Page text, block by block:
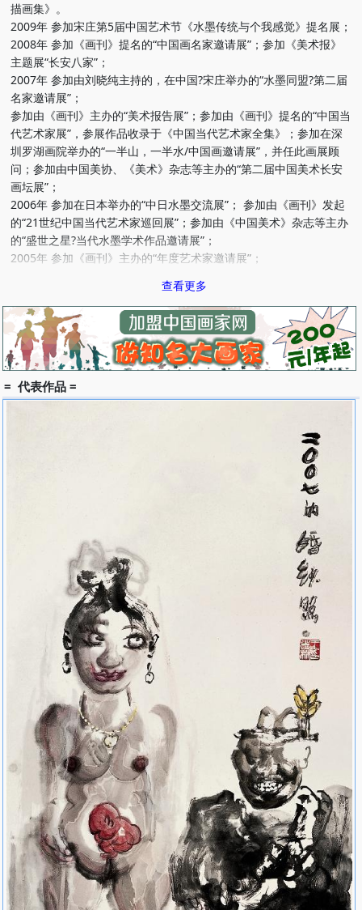
描画集》。
2009年 参加宋庄第5届中国艺术节《水墨传统与个我感觉》提名展；
2008年 参加《画刊》提名的“中国画名家邀请展”；参加《美术报》
主题展“长安八家”；
2007年 参加由刘晓纯主持的，在中国?宋庄举办的“水墨同盟?第二届
名家邀请展”；
参加由《画刊》主办的“美术报告展”；参加由《画刊》提名的“中国当
代艺术家展”，参展作品收录于《中国当代艺术家全集》；参加在深
圳罗湖画院举办的“一半山，一半水/中国画邀请展”，并任此画展顾
问；参加由中国美协、《美术》杂志等主办的“第二届中国美术长安
画坛展”；
2006年 参加在日本举办的“中日水墨交流展”； 参加由《画刊》发起
的“21世纪中国当代艺术家巡回展”；参加由《中国美术》杂志等主办
的“盛世之星?当代水墨学术作品邀请展”；
2005年 参加《画刊》主办的“年度艺术家邀请展”；
2003年 参加在北京举办的“今日中国美术展”；
2001年 参加由《江苏画刊》主办的“21世纪中国艺术家年度邀请
展”； 在法国举办“王炎林彩墨展”；参加“全国画院首届双年展”；参
加“西安国际抽象水墨画展”；参加中国?西安“西部，西部”艺术大展；
1998年 参加由《江苏画刊》主办，在南京、加拿大举办的“首届艺术
双年展”；参加“全国中国画人物画展”，获优秀作品奖；
1997年 参加在北京/南京举办的“陕西当代中国画展”，被评为15位学
1996年 参加由中国美协组织，在德国举办的“当代中国画展”；参加
1994年 参加北京国际艺苑双人展；参加“第八届全国美展”，获优秀
六幅，其中一幅作品被评为优秀作品；
查看更多
= 代表作品 =